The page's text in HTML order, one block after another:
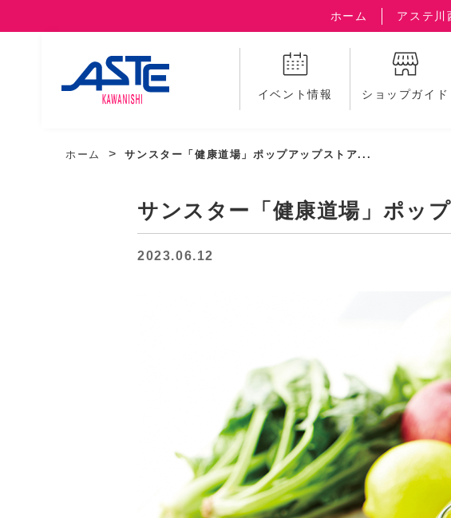
ホーム アステ川
イベント情報 ショップガイド
ホーム サンスター「健康道場」ポップアップストア...
サンスター「健康道場」ポッ
2023.06.12